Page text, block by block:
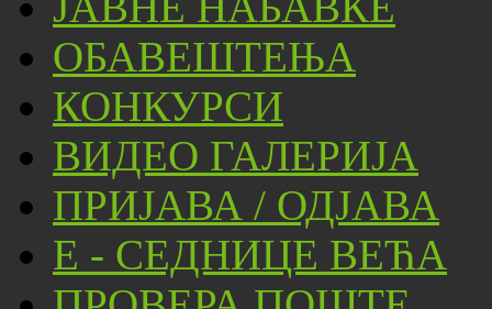
ОБАВЕШТЕЊА
КОНКУРСИ
ВИДЕО ГАЛЕРИЈА
ПРИЈАВА / ОДЈАВА
Е - СЕДНИЦЕ ВЕЋА